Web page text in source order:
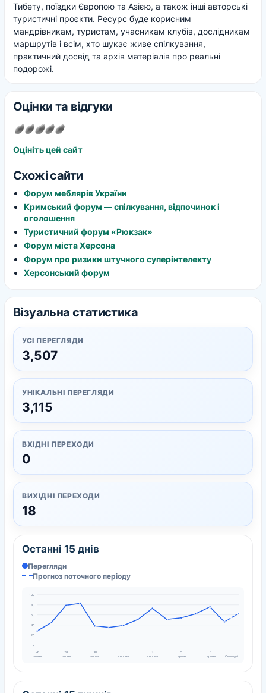
Тибету, поїздки Європою та Азією, а також інші авторські
туристичні проєкти. Ресурс буде корисним
мандрівникам, туристам, учасникам клубів, дослідникам
маршрутів і всім, хто шукає живе спілкування,
практичний досвід та архів матеріалів про реальні
подорожі.
Оцінки та відгуки
Оцініть цей сайт
Схожі сайти
Форум меблярів України
Кримський форум — спілкування, відпочинок і
оголошення
Туристичний форум «Рюкзак»
Форум міста Херсона
Форум про ризики штучного суперінтелекту
Херсонський форум
Візуальна статистика
УСІ ПЕРЕГЛЯДИ
3,507
УНІКАЛЬНІ ПЕРЕГЛЯДИ
3,115
ВХІДНІ ПЕРЕХОДИ
0
ВИХІДНІ ПЕРЕХОДИ
18
Останні 15 днів
Перегляди
Прогноз поточного періоду
100
80
60
40
20
0
26
липня
28
липня
30
липня
1
серпня
3
серпня
5
серпня
7
серпня Сьогодні